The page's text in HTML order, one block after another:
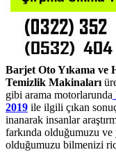
Barjet Oto Yıkama ve
Temizlik Makinaları
gibi arama motorlarunda
2019 ile ilgili çıkan
inanarak insanlar
farkında olduğumuzu ve
olduğumuzu bilmenizi